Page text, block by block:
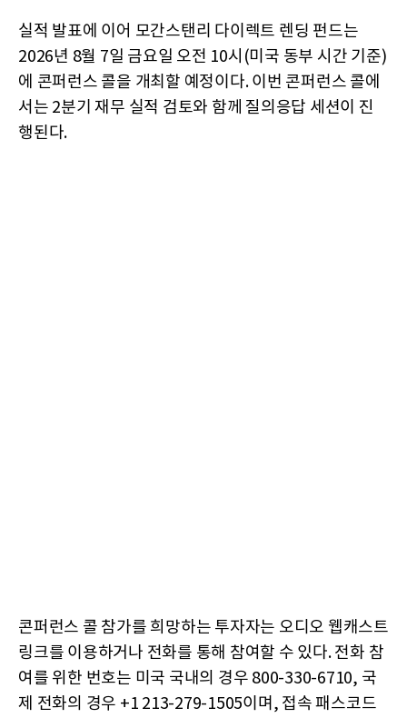
실적 발표에 이어 모간스탠리 다이렉트 렌딩 펀드는
2026년 8월 7일 금요일 오전 10시(미국 동부 시간 기준)
에 콘퍼런스 콜을 개최할 예정이다. 이번 콘퍼런스 콜에
서는 2분기 재무 실적 검토와 함께 질의응답 세션이 진
행된다.
콘퍼런스 콜 참가를 희망하는 투자자는 오디오 웹캐스트
링크를 이용하거나 전화를 통해 참여할 수 있다. 전화 참
여를 위한 번호는 미국 국내의 경우 800-330-6710, 국
제 전화의 경우 +1 213-279-1505이며, 접속 패스코드